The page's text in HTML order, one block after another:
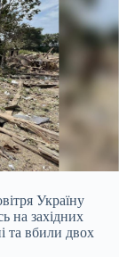
Україну
на західних
та вбили двох